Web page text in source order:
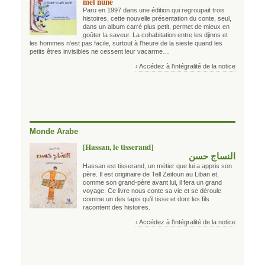
Paru en 1997 dans une édition qui regroupait trois
histoires, cette nouvelle présentation du conte, seul,
dans un album carré plus petit, permet de mieux en
goûter la saveur. La cohabitation entre les djinns et
les hommes n’est pas facile, surtout à l’heure de la sieste quand les
petits êtres invisibles ne cessent leur vacarme…
› Accédez à l'intégralité de la notice
Monde Arabe
[Hassan, le tisserand]
النساج حسن
Hassan est tisserand, un métier que lui a appris son
père. Il est originaire de Tell Zeitoun au Liban et,
comme son grand-père avant lui, il fera un grand
voyage. Ce livre nous conte sa vie et se déroule
comme un des tapis qu’il tisse et dont les fils
racontent des histoires.
› Accédez à l'intégralité de la notice